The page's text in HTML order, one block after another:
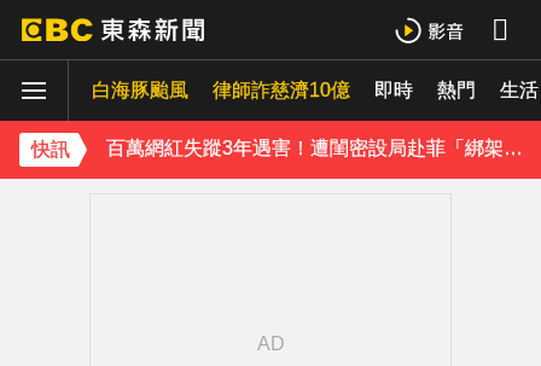
白海豚颱風 律師詐慈濟10億 即時 熱門 生活
快訊
下載東森App，隨時掌握天下大小事！
百萬網紅失蹤3年遇害！遭閨密設局赴菲「綁架撕票」千萬贖金救不回
派助理颱風天護植栽！愛莉莎莎挨轟「命不如植物」反擊：不會被吹出去